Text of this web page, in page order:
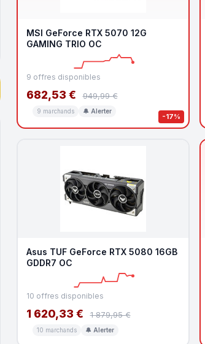
-17%
MSI GeForce RTX 5070 12G
GAMING TRIO OC
9 offres disponibles
682,53 € 949,99 €
9 marchands 🔔 Alerter
Asus TUF GeForce RTX 5080 16GB
GDDR7 OC
10 offres disponibles
1 620,33 € 1 879,95 €
10 marchands 🔔 Alerter